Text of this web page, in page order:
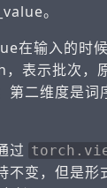
。
在输入的时
表示批次，
第二维度是词
过
不变，但是形